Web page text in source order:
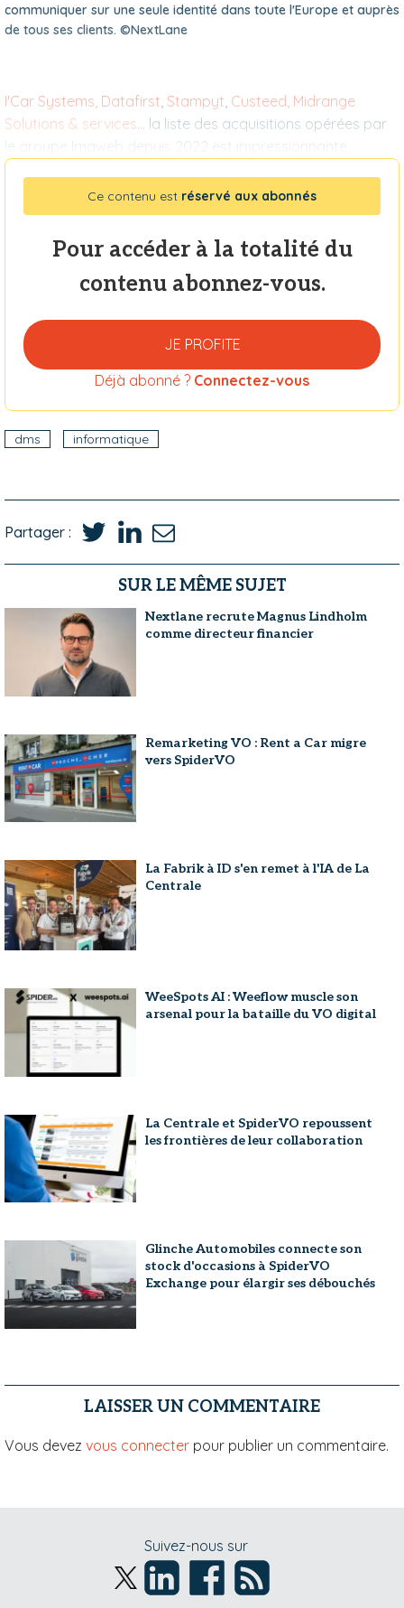
communiquer sur une seule identité dans toute l'Europe et auprès
de tous ses clients. ©NextLane
I'Car Systems, Datafirst, Stampyt, Custeed, Midrange
Solutions & services... la liste des acquisitions opérées par
le groupe Imaweb depuis 2022 est impressionnante,
Ce contenu est réservé aux abonnés
Pour accéder à la totalité du
contenu abonnez-vous.
JE PROFITE
Déjà abonné ? Connectez-vous
dms informatique
Partager :
SUR LE MÊME SUJET
Nextlane recrute Magnus Lindholm
comme directeur financier
Remarketing VO : Rent a Car migre
vers SpiderVO
La Fabrik à ID s'en remet à l'IA de La
Centrale
WeeSpots AI : Weeflow muscle son
arsenal pour la bataille du VO digital
La Centrale et SpiderVO repoussent
les frontières de leur collaboration
Glinche Automobiles connecte son
stock d'occasions à SpiderVO
Exchange pour élargir ses débouchés
LAISSER UN COMMENTAIRE
Vous devez vous connecter pour publier un commentaire.
Suivez-nous sur